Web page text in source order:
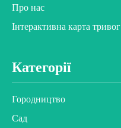
Про нас
Інтерактивна карта тривог
Категорії
Городництво
Сад